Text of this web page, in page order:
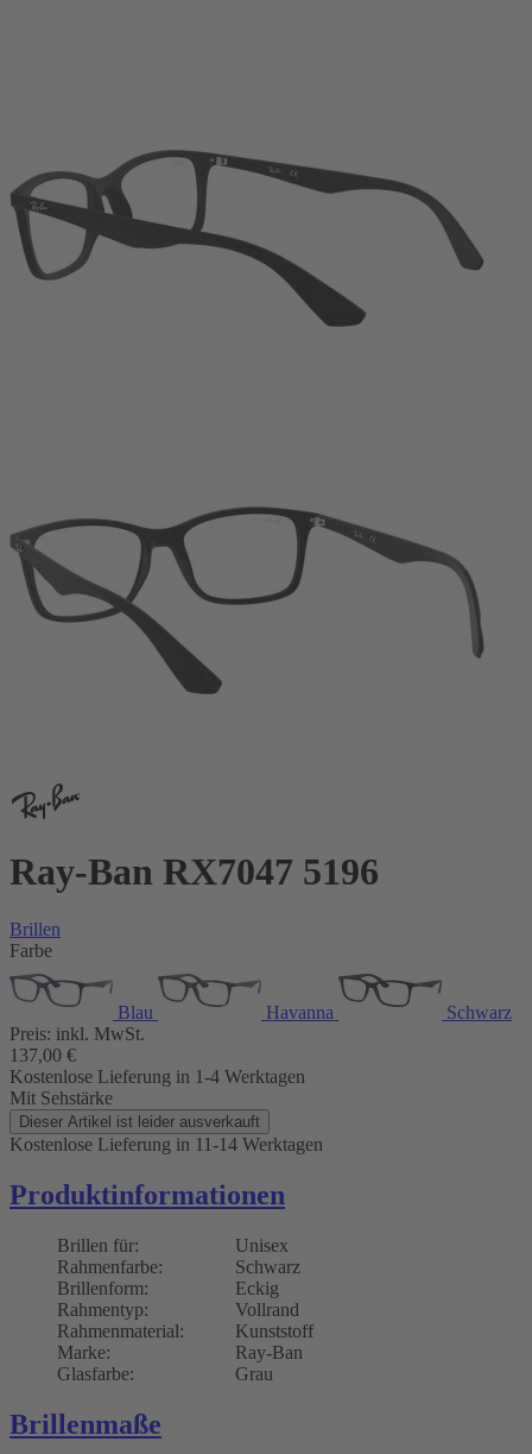
Ray-Ban RX7047 5196
Brillen
Farbe
Blau Havanna
Schwarz
Preis: inkl. MwSt.
137,00 €
Kostenlose Lieferung in 1-4 Werktagen
Mit Sehstärke
Dieser Artikel ist leider ausverkauft
Kostenlose Lieferung in 11-14 Werktagen
Produktinformationen
Brillen für:
Unisex
Rahmenfarbe:
Schwarz
Brillenform:
Eckig
Rahmentyp:
Vollrand
Rahmenmaterial:
Kunststoff
Marke:
Ray-Ban
Glasfarbe:
Grau
Brillenmaße